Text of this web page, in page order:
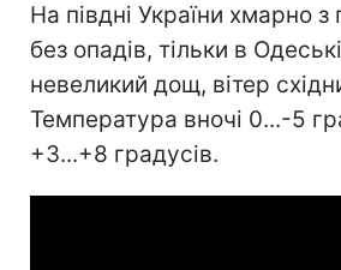
На півдні України хмарно
без опадів, тільки в
невеликий дощ, вітер
Температура вночі 0...-5
+3...+8 градусів.